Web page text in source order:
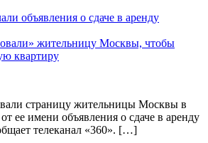
жительницу Москвы, чтобы
квартиру
страницу жительницы Москвы в
ее имени объявления о сдаче в аренду
телеканал «360». […]